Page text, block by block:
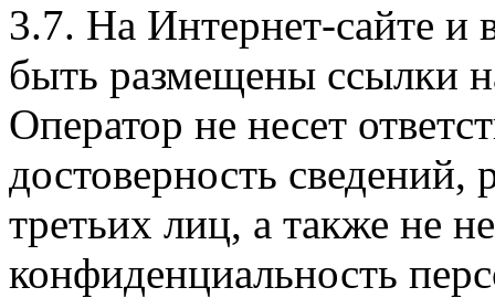
3.7. На Интернет-сайте
быть размещены ссылки
Оператор не несет
достоверность
третьих лиц, а также не
конфиденциальность